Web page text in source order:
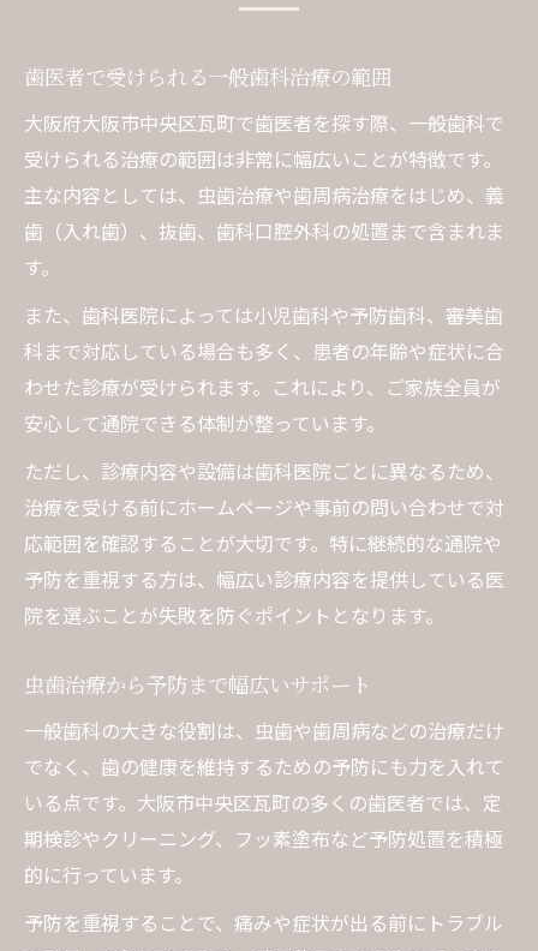
歯医者で受けられる一般歯科治療の範囲
大阪府大阪市中央区瓦町で歯医者を探す際、一般歯科で
受けられる治療の範囲は非常に幅広いことが特徴です。
主な内容としては、虫歯治療や歯周病治療をはじめ、義
歯（入れ歯）、抜歯、歯科口腔外科の処置まで含まれま
す。
また、歯科医院によっては小児歯科や予防歯科、審美歯
科まで対応している場合も多く、患者の年齢や症状に合
わせた診療が受けられます。これにより、ご家族全員が
安心して通院できる体制が整っています。
ただし、診療内容や設備は歯科医院ごとに異なるため、
治療を受ける前にホームページや事前の問い合わせで対
応範囲を確認することが大切です。特に継続的な通院や
予防を重視する方は、幅広い診療内容を提供している医
院を選ぶことが失敗を防ぐポイントとなります。
虫歯治療から予防まで幅広いサポート
一般歯科の大きな役割は、虫歯や歯周病などの治療だけ
でなく、歯の健康を維持するための予防にも力を入れて
いる点です。大阪市中央区瓦町の多くの歯医者では、定
期検診やクリーニング、フッ素塗布など予防処置を積極
的に行っています。
予防を重視することで、痛みや症状が出る前にトラブル